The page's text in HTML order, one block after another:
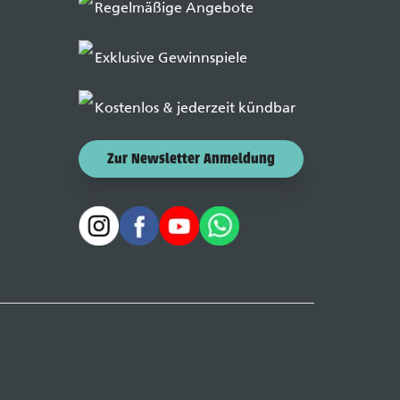
Regelmäßige Angebote
Exklusive Gewinnspiele
Kostenlos & jederzeit kündbar
Zur Newsletter Anmeldung